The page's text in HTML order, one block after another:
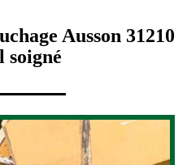
Ausson 31210
soigné